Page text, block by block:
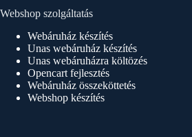
Webshop szolgáltatás
Webáruház készítés
Unas webáruház készítés
Unas webáruházra költözés
Opencart fejlesztés
Webáruház összeköttetés
Webshop készítés